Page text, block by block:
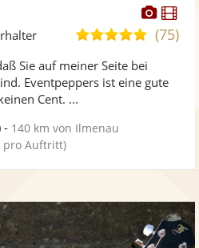
4,9
5
Sternen
(75)
Sie auf meiner Seite bei
Eventpeppers ist eine gute
Cent. ...
- 140 km von Ilmenau
pro Auftritt)